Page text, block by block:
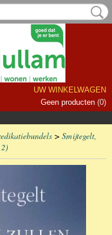
UW WINKELWAGEN
Geen producten (0)
> Smijtegelt,